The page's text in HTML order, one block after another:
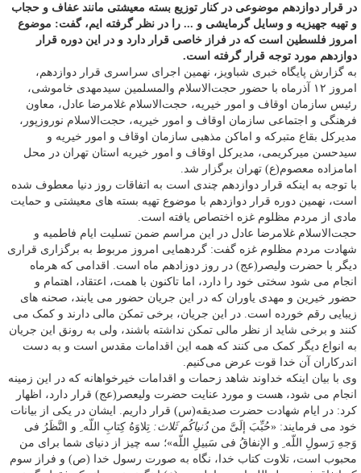
در قرار دوازدهم موضوعی در کنار توزیع بسته معیشتی مانند عفاف و حجاب
و تهیه جهیزیه و وسایل گرمایشی و ... را در نظر گرفته ایم، گفت: موضوع
امروز فلسطین است که در فراز خاصی قرار دارد و در این دوره قرار
دوازدهم مورد توجه قرار گرفته است.
به گزارش پایگاه خبری شباویز، نهمین اجرای سراسری قرار دوازدهم،
امروز ۱۲ آذرماه با حضور حجت‌الاسلام والمسلمین سیدمهدی خاموشی،
رئیس سازمان اوقاف و امور خیریه، حجت‌الاسلام غلامرضا عادل، معاون
فرهنگی و اجتماعی سازمان اوقاف و امور خیریه، حجت‌الاسلام نوروزپور،
مدیرکل بقاع متبرکه و اماکن مذهبی سازمان اوقاف و امور خیریه و
سیدحسن میرکریمی، مدیرکل اوقاف و امور خیریه استان تهران در محل
امامزاده معصوم(ع) تهران برگزار شد.
با توجه به اینکه قرار دوازدهم چندی است به اتفاقات روز دنیا معطوف شده
است، نهمین دوره قرار دوازدهم با موضوع تهیه بسته های معیشتی و حمایت
مادی از مردم مظلوم غزه اختصاص یافته است.
حجت‌الاسلام غلامرضا عادل در این مراسم ضمن تسلیت ایام فاطمیه و
شهادت مردم مظلوم غزه گفت: گردهمایی امروز مربوط به برگزاری قراری
دیگر با حضرت ولیصر(عج) در روز دوزادهم ماه است. اقدامی که هرماه
انجام می شود سختی خود را دارد، اما تاکنون با همت، اعتقاد، اهتمام و
حضور خیرین و مهدی یاوران که در این جریان حضور می یابند، صحنه های
زیبایی رقم خورده است. در این جریان، برخی تمکن مالی دارند و کمک می
کنند و برخی شاید از نظر مالی تمکن نداشته باشند، ولی به رونق این جریان
به انواع دیگر کمک می کنند که همه این اقدامات مقدس است و به دست
اندرکاران آن خدا قوت عرض می‌کنیم.
وی با بیان اینکه خداوند شاهد زحمات و اقدامات خیرخواهانه که در این زمینه
انجام می شود، هست و مورد عنایت حضرت ولیعصر(عج) قرار دارد، اظهار
کرد: در ایام شهادت حضرت صدیقه(س) قرار داریم. ایشان در یکی از بیانات
خود می فرمایند: «حُبِّبَ إلَىَّ مندُنیاکُم ثَلاث: تِلاوَهُ کِتابِ اللّه ِ و النَّظَرُ فی
وَجهِ رَسولِ اللّه ِ و الإنفاقُ فی سَبیلِ اللّه»؛ سه چیز از دنیای شما برای من
محبوب است، تلاوت کتاب خدا، نگاه به صورت رسول خدا (ص) و فراز سوم